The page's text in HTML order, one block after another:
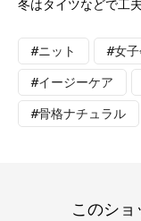
冬はタイツなどで工
#ニット #女子
#イージーケア
#骨格ナチュラル
このショ